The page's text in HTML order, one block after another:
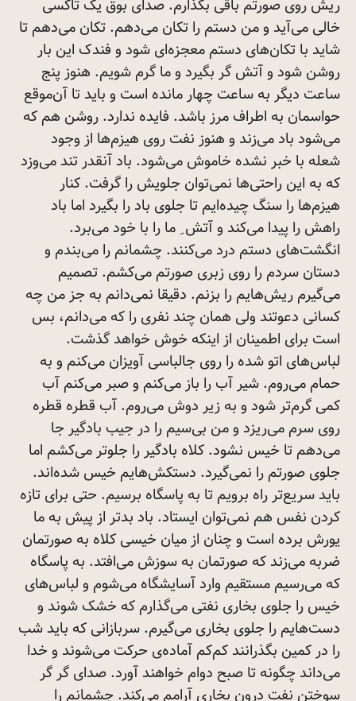
ریش روی صورتم باقی بگذارم. صدای بوق یک تاکسی
خالی می‌آید و من دستم را تکان می‌دهم. تکان می‌دهم تا
شاید با تکان‌های دستم معجزه‌ای شود و فندک این بار
روشن شود و آتش گر بگیرد و ما گرم شویم. هنوز پنج
ساعت دیگر به ساعت چهار مانده است و باید تا آن‌موقع
حواسمان به اطراف مرز باشد. فایده ندارد. روشن هم که
می‌شود باد می‌زند و هنوز نفت روی هیزم‌ها از وجود
شعله با خبر نشده خاموش می‌شود. باد آنقدر تند می‌وزد
که به این راحتی‌ها نمی‌توان جلویش را گرفت. کنار
هیزم‌ها را سنگ چیده‌ایم تا جلوی باد را بگیرد اما باد
راهش را پیدا می‌کند و آتش ِ ما را با خود می‌برد.
انگشت‌های دستم درد می‌کنند. چشمانم را می‌بندم و
دستان سردم را روی زبری صورتم می‌کشم. تصمیم
می‌گیرم ریش‌هایم را بزنم. دقیقا نمی‌دانم به جز من چه
کسانی دعوتند ولی همان چند نفری را که می‌دانم، بس
است برای اطمینان از اینکه خوش خواهد گذشت.
لباس‌های اتو شده را روی جالباسی آویزان می‌کنم و به
حمام می‌روم. شیر آب را باز می‌کنم و صبر می‌کنم آب
کمی گرم‌تر شود و به زیر دوش می‌روم. آب قطره قطره
روی سرم می‌ریزد و من بی‌سیم را در جیب بادگیر جا
می‌دهم تا خیس نشود. کلاه بادگیر را جلوتر می‌کشم اما
جلوی صورتم را نمی‌گیرد. دستکش‌هایم خیس شده‌اند.
باید سریع‌تر راه برویم تا به پاسگاه برسیم. حتی برای تازه
کردن نفس هم نمی‌توان ایستاد. باد بدتر از پیش به ما
یورش برده است و چنان از میان خیسی کلاه به صورتمان
ضربه می‌زند که صورتمان به سوزش می‌افتد. به پاسگاه
که می‌رسیم مستقیم وارد آسایشگاه می‌شوم و لباس‌های
خیس را جلوی بخاری نفتی می‌گذارم که خشک شوند و
دست‌هایم را جلوی بخاری می‌گیرم. سربازانی که باید شب
را در کمین بگذرانند کم‌کم آماده‌ی حرکت می‌شوند و خدا
می‌داند چگونه تا صبح دوام خواهند آورد. صدای گر گر
سوختن نفت درون بخاری آرامم می‌کند. چشمانم را